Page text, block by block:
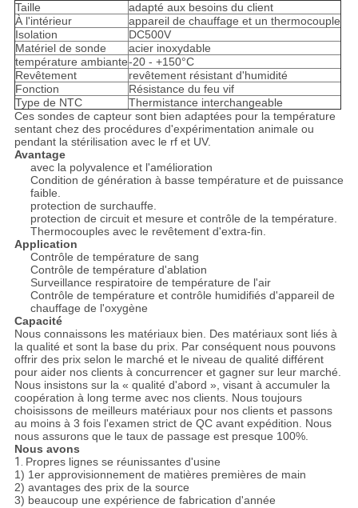
Taille
adapté aux besoins du client
À l'intérieur
appareil de chauffage et un thermocouple
Isolation
DC500V
Matériel de sonde
acier inoxydable
température ambiante-20 - +150°C
Revêtement
revêtement résistant d'humidité
Fonction
Résistance du feu vif
Type de NTC
Thermistance interchangeable
Ces sondes de capteur sont bien adaptées pour la température
sentant chez des procédures d'expérimentation animale ou
pendant la stérilisation avec le rf et UV.
Avantage
avec la polyvalence et l'amélioration
Condition de génération à basse température et de puissance
faible.
protection de surchauffe.
protection de circuit et mesure et contrôle de la température.
Thermocouples avec le revêtement d'extra-fin.
Application
Contrôle de température de sang
Contrôle de température d'ablation
Surveillance respiratoire de température de l'air
Contrôle de température et contrôle humidifiés d'appareil de
chauffage de l'oxygène
Capacité
Nous connaissons les matériaux bien. Des matériaux sont liés à
la qualité et sont la base du prix. Par conséquent nous pouvons
offrir des prix selon le marché et le niveau de qualité différent
pour aider nos clients à concurrencer et gagner sur leur marché.
Nous insistons sur la « qualité d'abord », visant à accumuler la
coopération à long terme avec nos clients. Nous toujours
choisissons de meilleurs matériaux pour nos clients et passons
au moins à 3 fois l'examen strict de QC avant expédition. Nous
nous assurons que le taux de passage est presque 100%.
Nous avons
1. Propres lignes se réunissantes d'usine
1) 1er approvisionnement de matières premières de main
2) avantages des prix de la source
3) beaucoup une expérience de fabrication d'année